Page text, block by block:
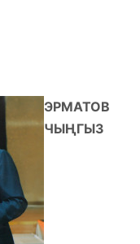
ЭРМАТОВ
ЧЫҢГЫЗ